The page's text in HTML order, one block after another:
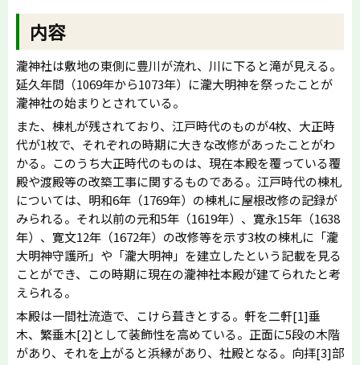
内容
瀧神社は敷地の東側に豊川が流れ、川に下ると滝が見える。
延久年間（1069年から1073年）に瀧大明神を祭ったことが
瀧神社の始まりとされている。
また、棟札が残されており、江戸時代のものが4枚、大正時
代が1枚で、それぞれの時期に大きな改修があったことがわ
かる。このうち大正時代のものは、現在本殿を覆っている覆
殿や渡殿等の改築工事に関するものである。江戸時代の棟札
については、明和6年（1769年）の棟札に屋根改修の記録が
みられる。それ以前の元和5年（1619年）、寛永15年（1638
年）、寛文12年（1672年）の改修等を示す3枚の棟札に「瀧
大明神守護所」や「瀧大明神」を建立したという記載を見る
ことができ、この時期に現在の瀧神社本殿が建てられたと考
えられる。
本殿は一間社流造で、こけら葺きとする。軒を二軒[1]垂
木、繁垂木[2]として装飾性を高めている。正面に5段の木階
があり、それを上がると浜縁があり、社殿となる。向拝[3]部